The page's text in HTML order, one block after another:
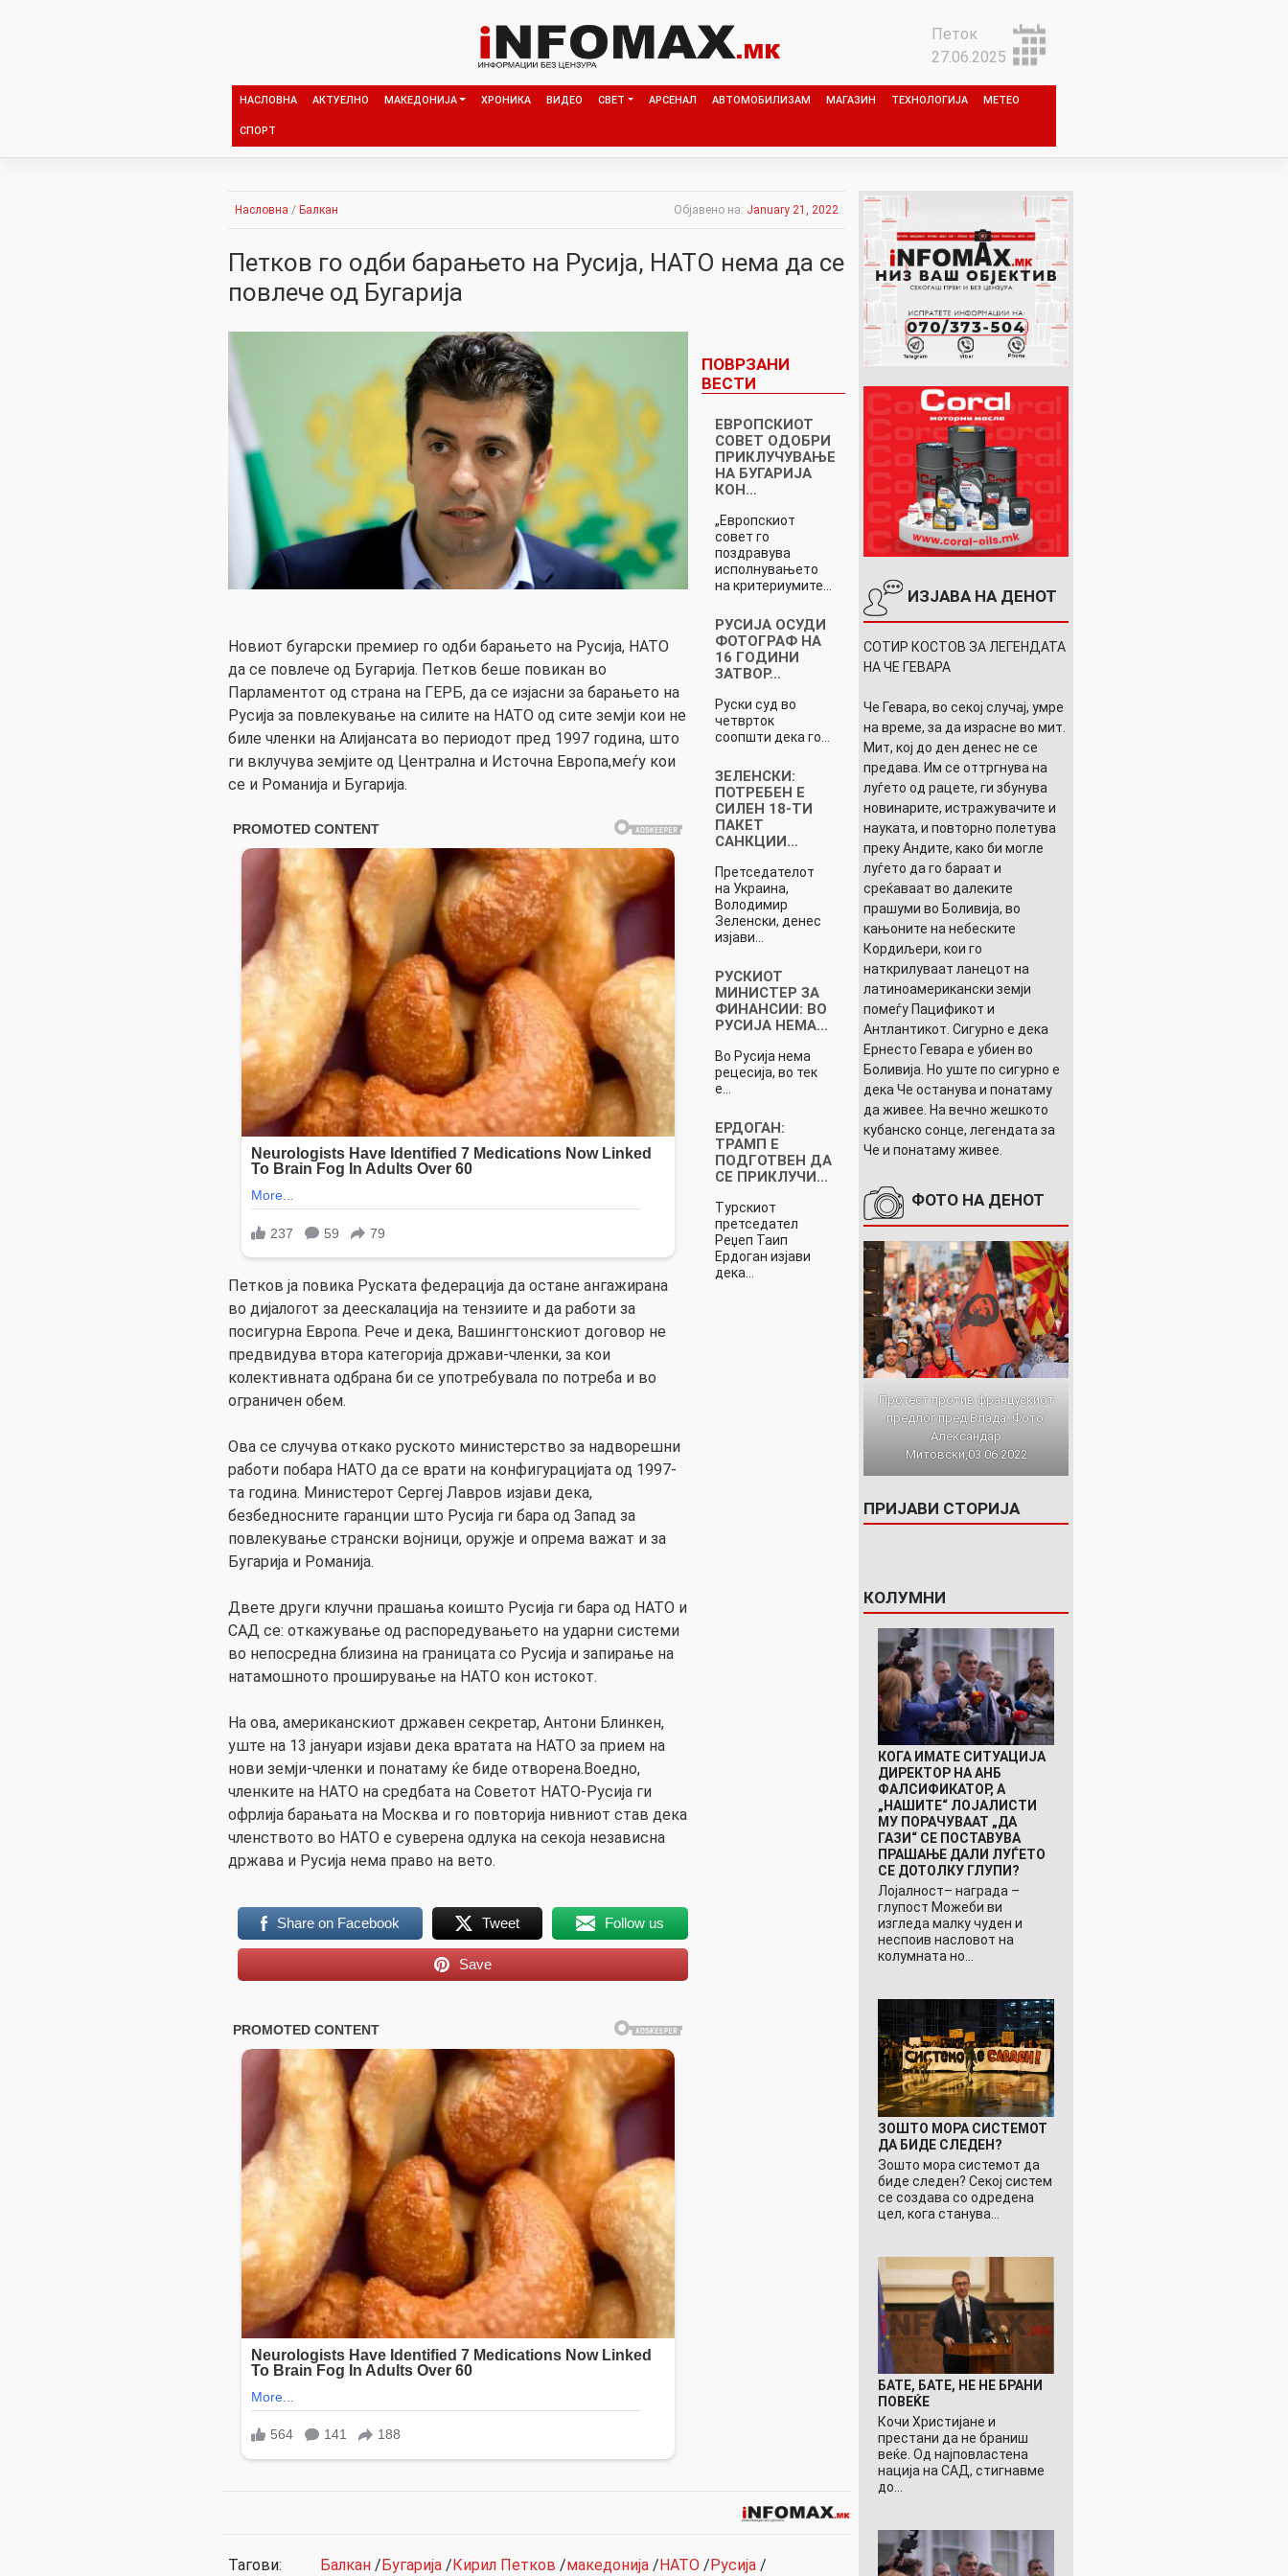
Петок
27.06.2025
НАСЛОВНА АКТУЕЛНО МАКЕДОНИЈА ХРОНИКА ВИДЕО СВЕТ АРСЕНАЛ АВТОМОБИЛИЗАМ МАГАЗИН ТЕХНОЛОГИЈА МЕТЕО
СПОРТ
Насловна / Балкан Објавено на: January 21, 2022
Петков го oдби барањето на Русија, НАТО нeма да се
повлече од Бугарија
Новиот бугарски премиер го одби барањето на Русија, НАТО
да се повлече од Бугарија. Петков беше повикан во
Парламентот од страна на ГЕРБ, да се изјасни за барањето на
Русија за повлекување на силите на НАТО од сите земји кои не
биле членки на Алијансата во периодот пред 1997 година, што
ги вклучува земјите од Централна и Источна Европа,меѓу кои
се и Романија и Бугарија.
Петков ја повика Руската федерација да остане ангажирана
во дијалогот за деескалација на тензиите и да работи за
посигурна Европа. Рече и дека, Вашингтонскиот договор не
предвидува втора категорија држави-членки, за кои
колективната одбрана би се употребувала по потреба и во
ограничен обем.
Ова се случува откако руското министерство за надворешни
работи побара НАТО да се врати на конфигурацијата од 1997-
та година. Министерот Сергеј Лавров изјави дека,
безбедносните гаранции што Русија ги бара од Запад за
повлекување странски војници, оружје и опрема важат и за
Бугарија и Романија.
Двете други клучни прашања коишто Русија ги бара од НАТО и
САД се: откажување од распоредувањето на ударни системи
во непосредна близина на границата со Русија и запирање на
натамошното проширување на НАТО кон истокот.
На ова, американскиот државен секретар, Антони Блинкен,
уште на 13 јануари изјави дека вратата на НАТО за прием на
нови земји-членки и понатаму ќе биде отворена.Воедно,
членките на НАТО на средбата на Советот НАТО-Русија ги
офрлија барањата на Москва и го повторија нивниот став дека
членството во НАТО е суверена одлука на секоја независна
држава и Русија нема право на вето.
Share on Facebook Tweet Follow us
Save
ПОВРЗАНИ
ВЕСТИ
ЕВРОПСКИОТ
СОВЕТ ОДОБРИ
ПРИКЛУЧУВАЊЕ
НА БУГАРИЈА
КОН…
„Европскиот
совет го
поздравува
исполнувањето
на критериумите…
РУСИЈА ОСУДИ
ФОТОГРАФ НА
16 ГОДИНИ
ЗАТВОР…
Руски суд во
четврток
соопшти дека го…
ЗЕЛЕНСКИ:
ПОТРЕБЕН Е
СИЛЕН 18-ТИ
ПАКЕТ
САНКЦИИ…
Претседателот
на Украина,
Володимир
Зеленски, денес
изјави…
РУСКИОТ
МИНИСТЕР ЗА
ФИНАНСИИ: ВО
РУСИЈА НЕМА…
Во Русија нема
рецесија, во тек
е…
ЕРДОГАН:
ТРАМП Е
ПОДГОТВЕН ДА
СЕ ПРИКЛУЧИ…
Турскиот
претседател
Реџеп Таип
Ердоган изјави
дека…
Тагови: Балкан /Бугарија /Кирил Петков /македонија /НАТО /Русија /
ИЗЈАВА НА ДЕНОТ
СОТИР КОСТОВ ЗА ЛЕГЕНДАТА
НА ЧЕ ГЕВАРА
Че Гевара, во секој случај, умре
на време, за да израсне во мит.
Мит, кој до ден денес не се
предава. Им се оттргнува на
луѓето од рацете, ги збунува
новинарите, истражувачите и
науката, и повторно полетува
преку Андите, како би могле
луѓето да го бараат и
среќаваат во далеките
прашуми во Боливија, во
кањоните на небеските
Кордиљери, кои го
наткрилуваат ланецот на
латиноамерикански земји
помеѓу Пацификот и
Антлантикот. Сигурно е дека
Ернесто Гевара е убиен во
Боливија. Но уште по сигурно е
дека Че останува и понатаму
да живее. На вечно жешкото
кубанско сонце, легендата за
Че и понатаму живее.
ФОТО НА ДЕНОТ
Протест против францускиот
предлог пред Влада. Фото:
Александар
Митовски,03.06.2022
ПРИЈАВИ СТОРИЈА
КОЛУМНИ
КОГА ИМАТЕ СИТУАЦИЈА
ДИРЕКТОР НА АНБ
ФАЛСИФИКАТОР, А
„НАШИТЕ“ ЛОЈАЛИСТИ
МУ ПОРАЧУВААТ „ДА
ГАЗИ“ СЕ ПОСТАВУВА
ПРАШАЊЕ ДАЛИ ЛУЃЕТО
СЕ ДОТОЛКУ ГЛУПИ?
Лојалност– награда –
глупост Можеби ви
изгледа малку чуден и
неспоив насловот на
колумната но…
ЗОШТО МОРА СИСТЕМОТ
ДА БИДЕ СЛЕДЕН?
Зошто мора системот да
биде следен? Секој систем
се создава со одредена
цел, кога станува…
БАТЕ, БАТЕ, НЕ НЕ БРАНИ
ПОВЕЌЕ
Кочи Христијане и
престани да не браниш
веќе. Од најповластена
нација на САД, стигнавме
до…